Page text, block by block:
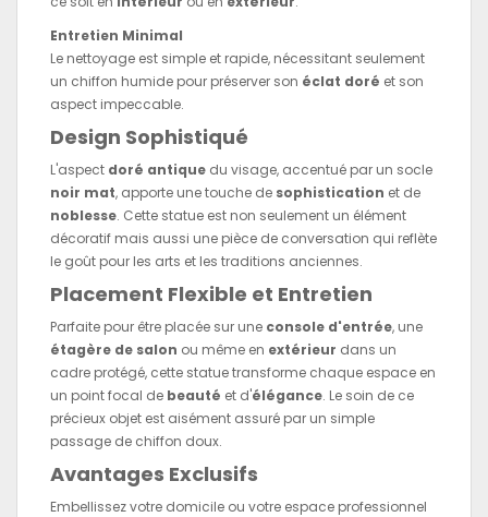
Entretien Minimal
Le nettoyage est simple et rapide, nécessitant seulement
un chiffon humide pour préserver son éclat doré et son
aspect impeccable.
Design Sophistiqué
L'aspect doré antique du visage, accentué par un socle
noir mat, apporte une touche de sophistication et de
noblesse. Cette statue est non seulement un élément
décoratif mais aussi une pièce de conversation qui reflète
le goût pour les arts et les traditions anciennes.
Placement Flexible et Entretien
Parfaite pour être placée sur une console d'entrée, une
étagère de salon ou même en extérieur dans un
cadre protégé, cette statue transforme chaque espace en
un point focal de beauté et d'élégance. Le soin de ce
précieux objet est aisément assuré par un simple
passage de chiffon doux.
Avantages Exclusifs
Embellissez votre domicile ou votre espace professionnel